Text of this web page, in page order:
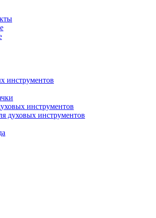
инструментов
инструментов
духовых инструментов